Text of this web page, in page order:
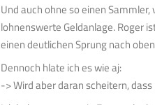
Und auch ohne so einen
lohnenswerte Geldanlage. Roger
einen deutlichen Sprung nach
Dennoch hlate ich es wie aj:
-> Wird aber daran scheitern,